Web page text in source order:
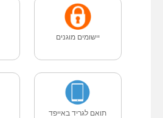
יישומים מוגנים
תואם לגריד באייפד